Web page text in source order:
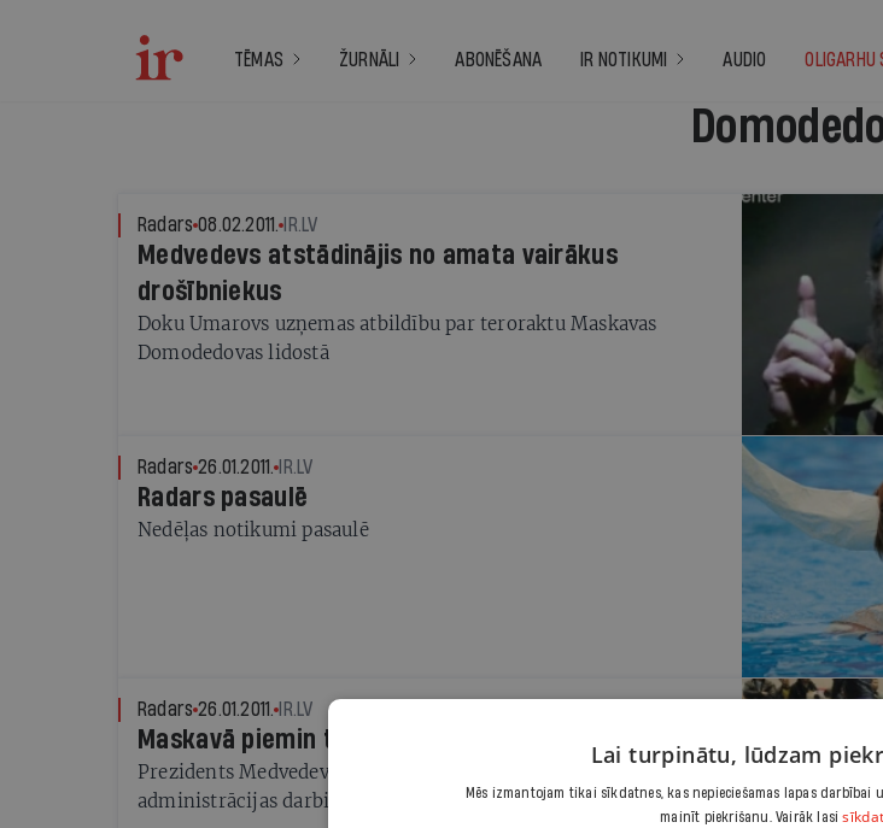
TĒMAS ŽURNĀLI ABONĒŠANA IR NOTIKUMI AUDIO OLIGARHU
Radars 08.02.2011. IR.LV
Medvedevs atstādinājis no amata vairākus
drošībniekus
Doku Umarovs uzņemas atbildību par teroraktu Maskavas
Domodedovas lidostā
Radars 26.01.2011. IR.LV
Radars pasaulē
Nedēļas notikumi pasaulē
Radars 26.01.2011. IR.LV
Maskavā piemin teroraktā lidostā bojāgājušos
Prezidents Medvedevs atstādinājis augsta ranga transporta
administrācijas darbinieku
Lai turpinātu, lūdzam
Mēs izmantojam tikai sīkdatnes, kas nepieciešamas lapas
mainīt piekrišanu. Vairāk lasi